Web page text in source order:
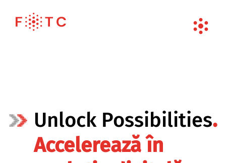
Unlock Possibilities.
Accelerează în